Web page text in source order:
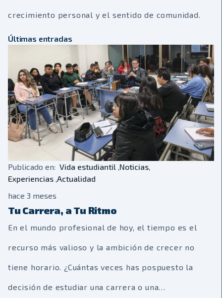
Últimas entradas
Publicado en: Vida estudiantil ,Noticias,
Experiencias ,Actualidad
hace 3 meses
Tu Carrera, a Tu Ritmo
En el mundo profesional de hoy, el tiempo es el
recurso más valioso y la ambición de crecer no
tiene horario. ¿Cuántas veces has pospuesto la
decisión de estudiar una carrera o una
crecimiento personal y el sentido de comunidad.